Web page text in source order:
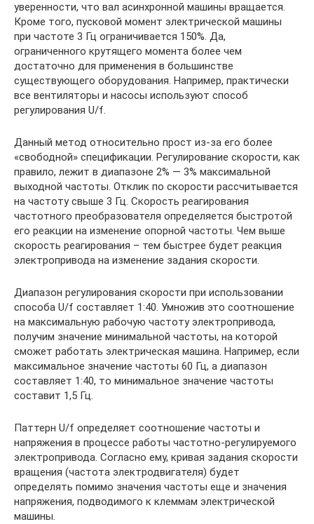
уверенности, что вал асинхронной машины вращается.
Кроме того, пусковой момент электрической машины
при частоте 3 Гц ограничивается 150%. Да,
ограниченного крутящего момента более чем
достаточно для применения в большинстве
существующего оборудования. Например, практически
все вентиляторы и насосы используют способ
регулирования U/f.
Данный метод относительно прост из-за его более
«свободной» спецификации. Регулирование скорости, как
правило, лежит в диапазоне 2% — 3% максимальной
выходной частоты. Отклик по скорости рассчитывается
на частоту свыше 3 Гц. Скорость реагирования
частотного преобразователя определяется быстротой
его реакции на изменение опорной частоты. Чем выше
скорость реагирования – тем быстрее будет реакция
электропривода на изменение задания скорости.
Диапазон регулирования скорости при использовании
способа U/f составляет 1:40. Умножив это соотношение
на максимальную рабочую частоту электропривода,
получим значение минимальной частоты, на которой
сможет работать электрическая машина. Например, если
максимальное значение частоты 60 Гц, а диапазон
составляет 1:40, то минимальное значение частоты
составит 1,5 Гц.
Паттерн U/f определяет соотношение частоты и
напряжения в процессе работы частотно-регулируемого
электропривода. Согласно ему, кривая задания скорости
вращения (частота электродвигателя) будет
определять помимо значения частоты еще и значения
напряжения, подводимого к клеммам электрической
машины.